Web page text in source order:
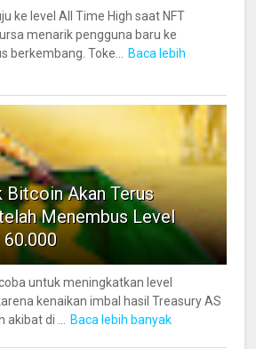
ke level All Time High saat NFT
menarik pengguna baru ke
berkembang. Toke...
Baca lebih
Bitcoin Akan Terus
Menembus Level
untuk meningkatkan level
kenaikan imbal hasil Treasury AS
di ...
Baca lebih banyak